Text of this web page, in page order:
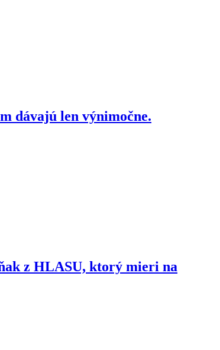
dávajú len výnimočne.
z HLASU, ktorý mieri na